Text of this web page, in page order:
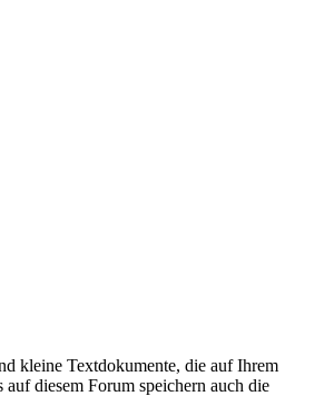
kleine Textdokumente, die auf Ihrem
diesem Forum speichern auch die